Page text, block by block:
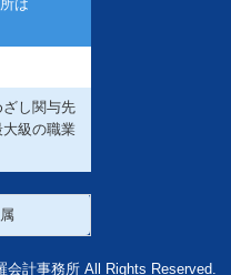
は
ざし関与先
級の職業
計事務所 All Rights Reserved.